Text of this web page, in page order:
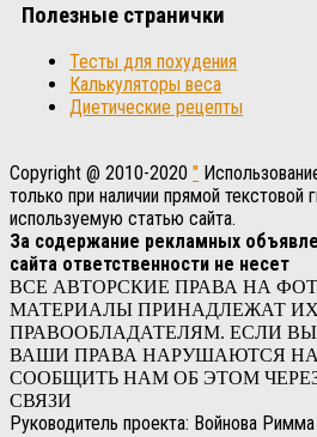
Полезные странички
Тесты для похудения
Калькуляторы веса
Диетические рецепты
Copyright @ 2010-2020 "
только при наличии прямой текстовой
используемую статью сайта.
За содержание рекламных
сайта ответственности не несет
ВСЕ АВТОРСКИЕ ПРАВА НА
МАТЕРИАЛЫ ПРИНАДЛЕЖАТ
ПРАВООБЛАДАТЕЛЯМ. ЕСЛИ ВЫ
ВАШИ ПРАВА НАРУШАЮТСЯ НА
СООБЩИТЬ НАМ ОБ ЭТОМ
СВЯЗИ
Руководитель проекта: Войнова